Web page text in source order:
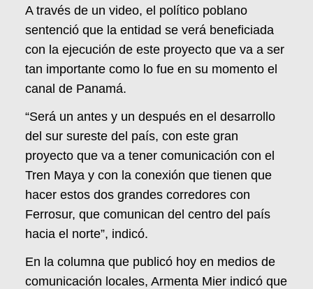
A través de un video, el político poblano
sentenció que la entidad se verá beneficiada
con la ejecución de este proyecto que va a ser
tan importante como lo fue en su momento el
canal de Panamá.
“Será un antes y un después en el desarrollo
del sur sureste del país, con este gran
proyecto que va a tener comunicación con el
Tren Maya y con la conexión que tienen que
hacer estos dos grandes corredores con
Ferrosur, que comunican del centro del país
hacia el norte”, indicó.
En la columna que publicó hoy en medios de
comunicación locales, Armenta Mier indicó que